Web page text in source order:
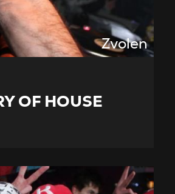
Zvolen
OF HOUSE